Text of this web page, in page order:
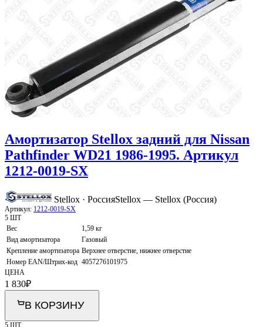
Амортизатор Stellox задний для Nissan
Pathfinder WD21 1986-1995. Артикул
1212-0019-SX
Stellox · РоссияStellox — Stellox (Россия)
Артикул: 1212-0019-SX
5 ШТ
Вес
1,59 кг
Вид амортизатора
Газовый
Крепление амортизатора Верхнее отверстие, нижнее отверстие
Номер EAN/Штрих-код 4057276101975
ЦЕНА
1 830₽
В КОРЗИНУ
5 ШТ